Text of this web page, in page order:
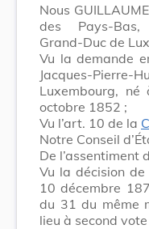
Nous
des Pays-Bas,
Grand-Duc de
Vu la demande
Jacques-Pierre-
Luxembourg,
octobre 1852 ;
Vu l’art. 10 de la
Notre Conseil
De l’assentiment
Vu la décision
10 décembre
du 31 du même
lieu à second vote